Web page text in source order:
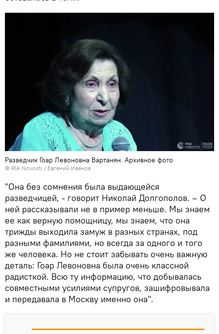
Разведчик Гоар Левоновна Вартанян. Архивное фото
© RIA Novosti / Евгений Иванов
"Она без сомнения была выдающейся
разведчицей, - говорит Николай Долгополов. – О
ней рассказывали не в пример меньше. Мы знаем
ее как верную помощницу, мы знаем, что она
трижды выходила замуж в разных странах, под
разными фамилиями, но всегда за одного и того
же человека. Но не стоит забывать очень важную
деталь: Гоар Левоновна была очень классной
радисткой. Всю ту информацию, что добывалась
совместными усилиями супругов, зашифровывала
и передавала в Москву именно она".